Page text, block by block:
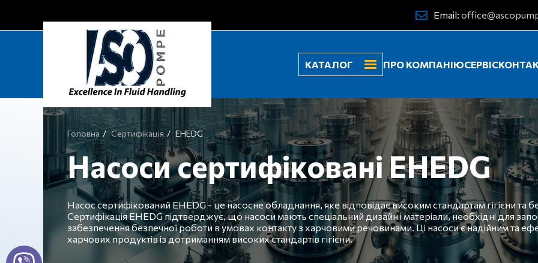
Email:
КАТАЛОГ ПРО КОМПАНІЮСЕРВІС
Головна Сертифікація EHEDG
Насоси сертифіковані EHEDG
Насос сертифікований EHEDG - це насосне обладнання, яке відповідає високим стандартам гігієни та
Сертифікація EHEDG підтверджує, що насоси мають спеціальний дизайн і матеріали, необхідні для
забезпечення безпечної роботи в умовах контакту з харчовими речовинами. Ці насоси є надійним та
харчових продуктів із дотриманням високих стандартів гігієни.